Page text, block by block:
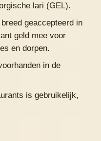
lari (GEL).
geaccepteerd in
geld mee voor
en dorpen.
in de
is gebruikelijk,